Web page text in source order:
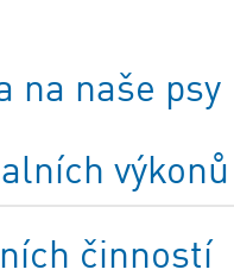
na naše psy
výkonů
činností